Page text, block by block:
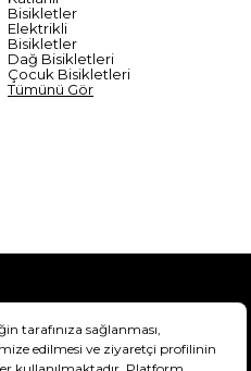
Bisikletler
Elektrikli
Bisikletler
Dağ Bisikletleri
Çocuk Bisikletleri
Tümünü Gör
Bilgisi